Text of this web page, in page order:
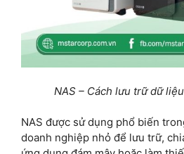
NAS – Cách lưu trữ dữ
NAS được sử dụng phổ biến
doanh nghiệp nhỏ để lưu trữ,